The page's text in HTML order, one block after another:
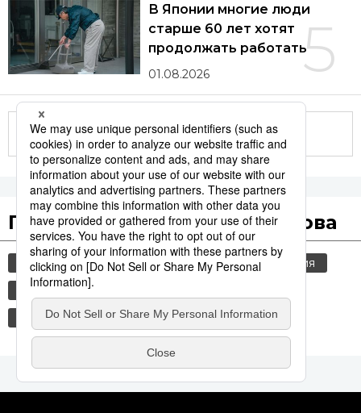
5
В Японии многие люди
старше 60 лет хотят
продолжать работать
01.08.2026
Другие статьи по теме
Популярные поисковые слова
общество культура jiji press
история
политика
транспорт
туалеты еда и напитки